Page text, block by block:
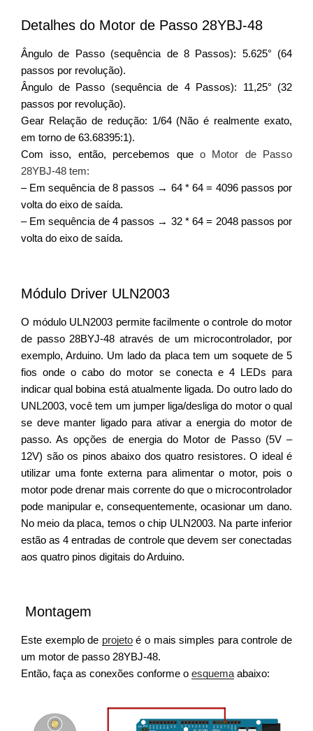
Detalhes do Motor de Passo 28YBJ-48
Ângulo de Passo (sequência de 8 Passos): 5.625° (64
passos por revolução).
Ângulo de Passo (sequência de 4 Passos): 11,25° (32
passos por revolução).
Gear Relação de redução: 1/64 (Não é realmente exato,
em torno de 63.68395:1).
Com isso, então, percebemos queo Motor de Passo
28YBJ-48 tem:
– Em sequência de 8 passos → 64 * 64 = 4096 passos por
volta do eixo de saída.
– Em sequência de 4 passos → 32 * 64 = 2048 passos por
volta do eixo de saída.
Módulo Driver ULN2003
O módulo ULN2003 permite facilmente o controle do motor
de passo 28BYJ-48 através de um microcontrolador, por
exemplo, Arduino. Um lado da placa tem um soquete de 5
fios onde o cabo do motor se conecta e 4 LEDs para
indicar qual bobina está atualmente ligada. Do outro lado do
UNL2003, você tem um jumper liga/desliga do motor o qual
se deve manter ligado para ativar a energia do motor de
passo.As opções de energia do Motor de Passo (5V –
12V) são os pinos abaixo dos quatro resistores. O ideal é
utilizar uma fonte externa para alimentar o motor, pois o
motor pode drenar mais corrente do que o microcontrolador
pode manipular e, consequentemente, ocasionar um dano.
No meio da placa, temos o chip ULN2003. Na parte inferior
estão as 4 entradas de controle que devem ser conectadas
aos quatro pinos digitais do Arduino.
Montagem
Este exemplo de projetoé o mais simples para controle de
um motor de passo 28YBJ-48.
Então, faça as conexões conforme o esquema abaixo: